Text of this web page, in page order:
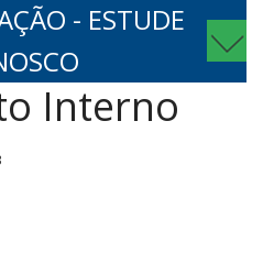
- ESTUDE
Interno